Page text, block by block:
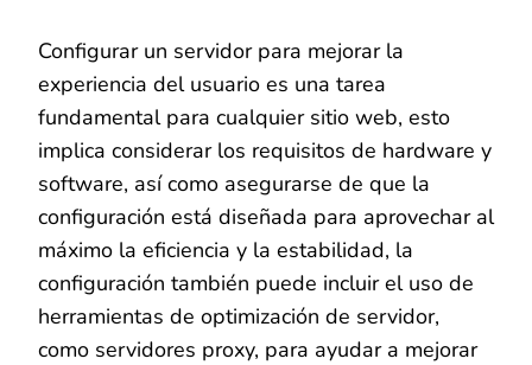
Configurar un servidor para mejorar la
experiencia del usuario es una tarea
fundamental para cualquier sitio web, esto
implica considerar los requisitos de hardware y
software, así como asegurarse de que la
configuración está diseñada para aprovechar al
máximo la eficiencia y la estabilidad, la
configuración también puede incluir el uso de
herramientas de optimización de servidor,
como servidores proxy, para ayudar a mejorar